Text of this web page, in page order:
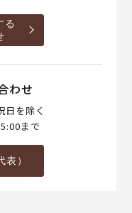
る
わせ
日を除く
まで
）